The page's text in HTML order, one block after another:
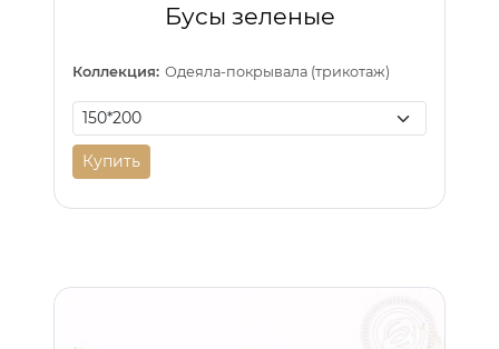
Бусы зеленые
Коллекция: Одеяла-покрывала (трикотаж)
Купить